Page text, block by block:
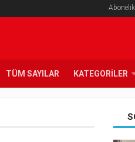
Abonelik
TÜM SAYILAR KATEGORILER